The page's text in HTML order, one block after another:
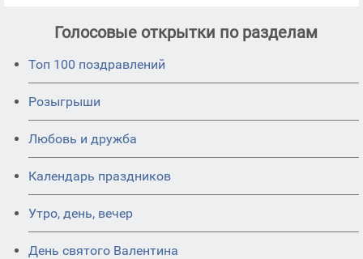
Голосовые открытки по разделам
Топ 100 поздравлений
Розыгрыши
Любовь и дружба
Календарь праздников
Утро, день, вечер
День святого Валентина